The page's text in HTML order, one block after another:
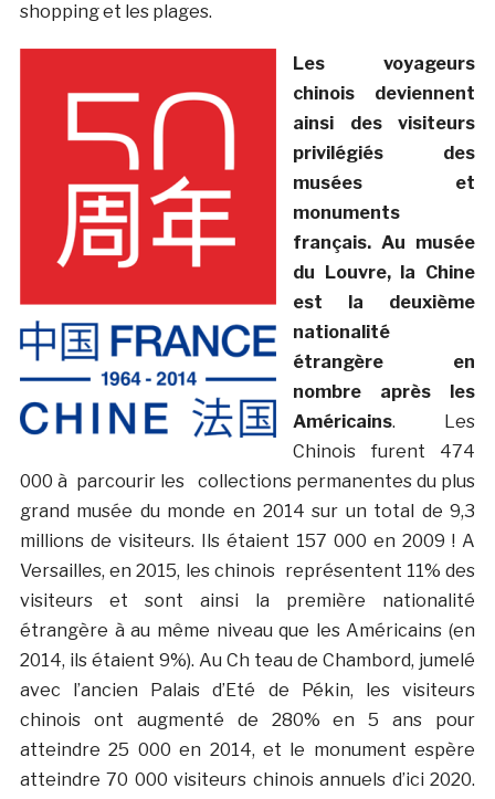
shopping et les plages.
Les voyageurs
chinois deviennent
ainsi des visiteurs
privilégiés des
musées et
monuments
français. Au musée
du Louvre, la Chine
est la deuxième
nationalité
étrangère en
nombre après les
Américains. Les
Chinois furent 474
000 à parcourir les collections permanentes du plus
grand musée du monde en 2014 sur un total de 9,3
millions de visiteurs. Ils étaient 157 000 en 2009 ! A
Versailles, en 2015, les chinois représentent 11% des
visiteurs et sont ainsi la première nationalité
étrangère à au même niveau que les Américains (en
2014, ils étaient 9%). Au Ch teau de Chambord, jumelé
avec l’ancien Palais d’Eté de Pékin, les visiteurs
chinois ont augmenté de 280% en 5 ans pour
atteindre 25 000 en 2014, et le monument espère
atteindre 70 000 visiteurs chinois annuels d’ici 2020.